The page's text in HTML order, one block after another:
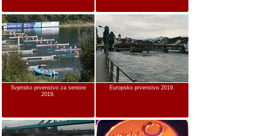
Svjetsko prvenstvo za seniore
2019.
Europsko prvenstvo 2019.